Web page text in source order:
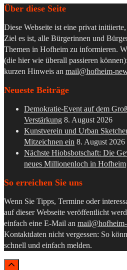
Über diese Seite
Diese Webseite ist eine privat
Ziel es ist, alle Bürgerinnen und
Themen in Hofheim zu informieren.
(die hier wie überall passieren
kurzen Hinweis an mail@hofheim-
Neueste Beiträge
Demokratie-Event auf dem
Verstärkung 8. August 2026
Kunstverein und Urban
Mitzeichnen ein 8. August 2026
Nächste Hiobsbotschaft: Die
neues Millionenloch in Hofheim
So erreichen Sie uns
Wenn Sie Tipps, Termine oder
auf dieser Webseite veröffentlicht
einfach eine E-Mail an
Kontaktdaten nicht vergessen: So
schnell und einfach melden.